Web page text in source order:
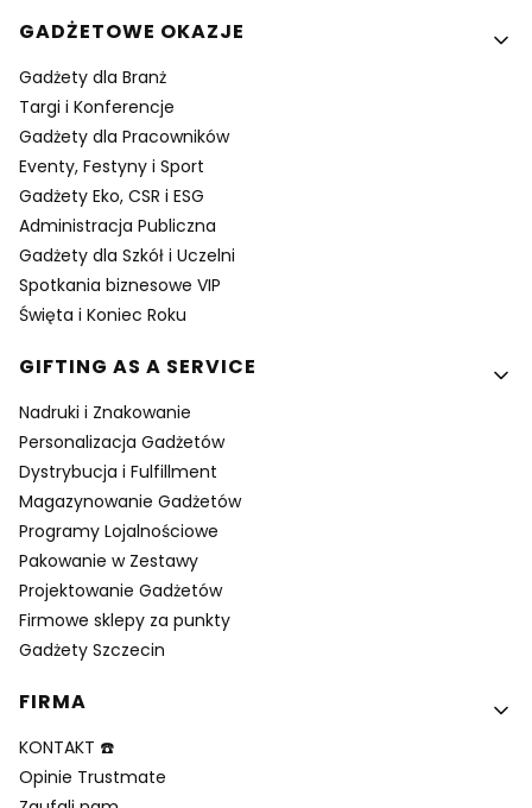
GADŻETOWE OKAZJE
Gadżety dla Branż
Targi i Konferencje
Gadżety dla Pracowników
Eventy, Festyny i Sport
Gadżety Eko, CSR i ESG
Administracja Publiczna
Gadżety dla Szkół i Uczelni
Spotkania biznesowe VIP
Święta i Koniec Roku
GIFTING AS A SERVICE
Nadruki i Znakowanie
Personalizacja Gadżetów
Dystrybucja i Fulfillment
Magazynowanie Gadżetów
Programy Lojalnościowe
Pakowanie w Zestawy
Projektowanie Gadżetów
Firmowe sklepy za punkty
Gadżety Szczecin
FIRMA
KONTAKT ☎️
Opinie Trustmate